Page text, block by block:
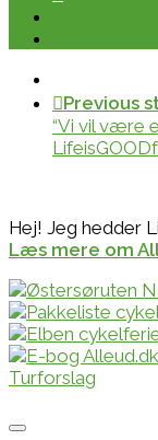
Previous
“Vi vil være
Hej! Jeg hedder
Læs mere om